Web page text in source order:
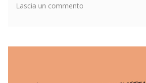
Lascia un commento
pittori